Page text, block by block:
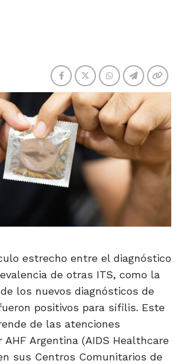
estrecho entre el diagnóstico
de otras ITS, como la
los nuevos diagnósticos de
positivos para sífilis. Este
de las atenciones
AHF Argentina (AIDS Healthcare
sus Centros Comunitarios de